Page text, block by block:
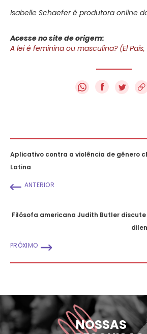
Isabelle Schaefer é produtora online
Acesse no site de origem:
A lei é feminina ou masculina? (El
f
Aplicativo contra a violência de gênero
Latina
ANTERIOR
Filósofa americana Judith Butler
PRÓXIMO
NOSSAS